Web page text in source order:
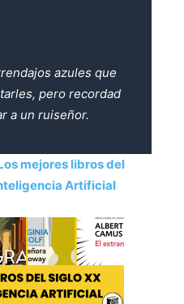
azules que
pero recordad
a un ruiseñor.
mejores libros del
Artificial